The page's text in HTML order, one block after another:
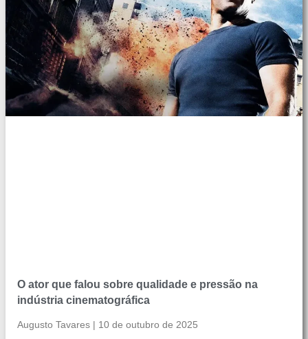
O ator que falou sobre qualidade e pressão na
indústria cinematográfica
Augusto Tavares 10 de outubro de 2025